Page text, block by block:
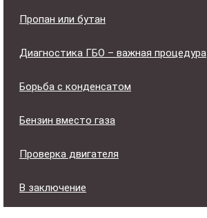
Пропан или бутан
Диагностика ГБО – важная процедура
Борьба с конденсатом
Бензин вместо газа
Проверка двигателя
В заключение